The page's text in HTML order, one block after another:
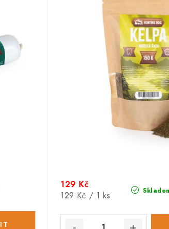
129 Kč
Měrná
129 Kč / 1 ks